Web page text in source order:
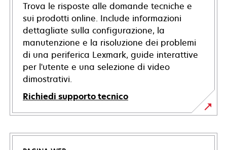
Trova le risposte alle domande tecniche e
sui prodotti online. Include informazioni
dettagliate sulla configurazione, la
manutenzione e la risoluzione dei problemi
di una periferica Lexmark, guide interattive
per l'utente e una selezione di video
dimostrativi.
Richiedi supporto tecnico
si
apre